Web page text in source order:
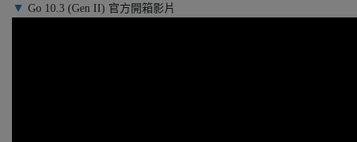
▼ Go 10.3 (Gen II) 官方開箱影片